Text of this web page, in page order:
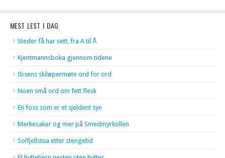
MEST LEST I DAG
Steder få har sett, fra A til Å
Kjentmannsboka gjennom tidene
Ibsens skiløpermøte ord for ord
Noen små ord om fett flesk
En foss som er et sjeldent syn
Merkesaker og mer på Smedmyrkollen
Solfjellstua etter stengetid